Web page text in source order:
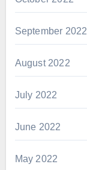
September 2022
August 2022
July 2022
June 2022
May 2022